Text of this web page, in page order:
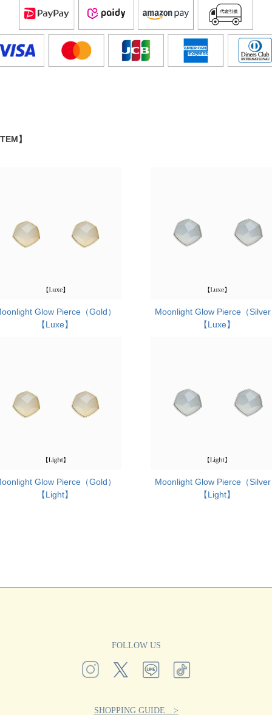
】
Glow Pierce（Gold）
【Luxe】
Moonlight Glow Pierce（
【Luxe】
Glow Pierce（Gold）
【Light】
Moonlight Glow Pierce（
【Light】
FOLLOW US
SHOPPING GUIDE >